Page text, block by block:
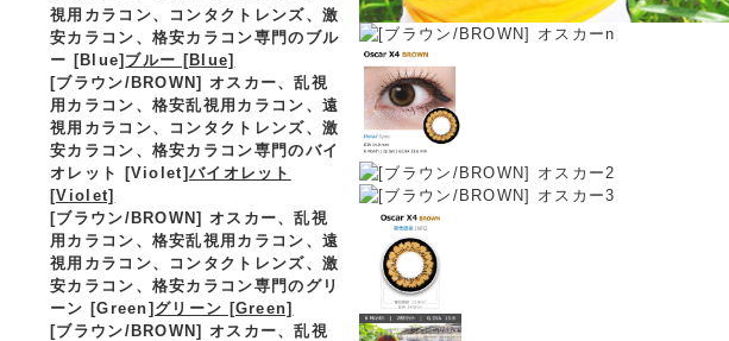
視用カラコン、コンタクトレンズ、激
安カラコン、格安カラコン専門のブル
ー [Blue] ブルー [Blue]
[ブラウン/BROWN] オスカー、乱視
用カラコン、格安乱視用カラコン、遠
視用カラコン、コンタクトレンズ、激
安カラコン、格安カラコン専門のバイ
オレット [Violet] バイオレット
[Violet]
[ブラウン/BROWN] オスカー、乱視
用カラコン、格安乱視用カラコン、遠
視用カラコン、コンタクトレンズ、激
安カラコン、格安カラコン専門のグリ
ーン [Green] グリーン [Green]
[ブラウン/BROWN] オスカー、乱視